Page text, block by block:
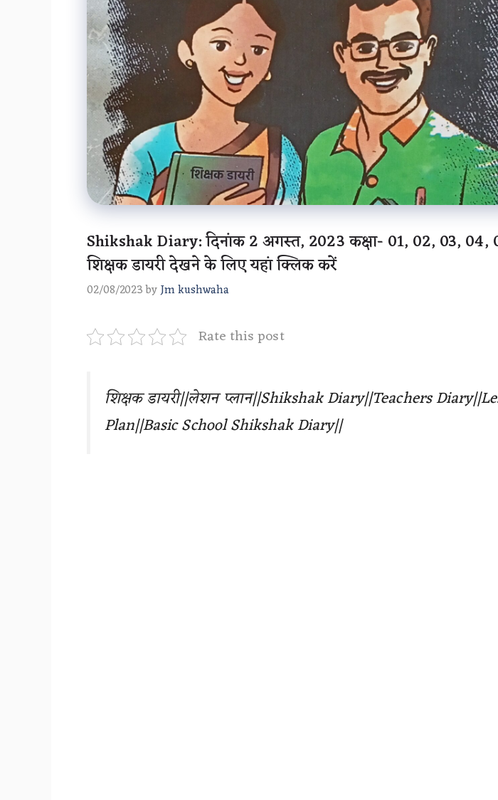
Shikshak Diary: दिनांक 2 अगस्त, 2023 कक्षा- 01, 02, 03, 04,
शिक्षक डायरी देखने के लिए यहां क्लिक करें
02/08/2023 byJm kushwaha
Rate this post
शिक्षक डायरी||लेशन प्लान||Shikshak Diary||Teachers
Plan||Basic School Shikshak Diary||